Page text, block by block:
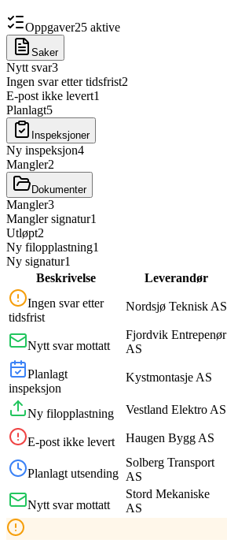
Oppgaver25 aktive
Saker
Nytt svar3
Ingen svar etter tidsfrist2
E-post ikke levert1
Planlagt5
Inspeksjoner
Ny inspeksjon4
Mangler2
Dokumenter
Mangler3
Mangler signatur1
Utløpt2
Ny filopplastning1
Ny signatur1
Beskrivelse
Leverandør
Ingen svar etter
tidsfrist
Nordsjø Teknisk AS
Nytt svar mottatt
Fjordvik Entrepenør
AS
Planlagt
inspeksjon
Kystmontasje AS
Ny filopplastning Vestland Elektro AS
E-post ikke levert Haugen Bygg AS
Planlagt utsending
Solberg Transport
AS
Nytt svar mottatt
Stord Mekaniske
AS